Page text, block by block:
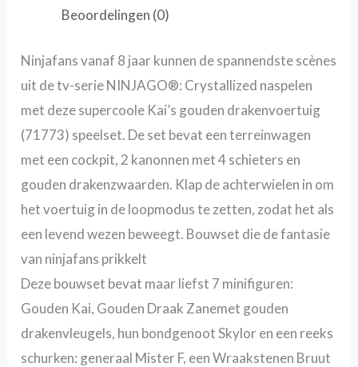
Beoordelingen (0)
Ninjafans vanaf 8 jaar kunnen de spannendste scènes
uit de tv-serie NINJAGO®: Crystallized naspelen
met deze supercoole Kai’s gouden drakenvoertuig
(71773) speelset. De set bevat een terreinwagen
met een cockpit, 2 kanonnen met 4 schieters en
gouden drakenzwaarden. Klap de achterwielen in om
het voertuig in de loopmodus te zetten, zodat het als
een levend wezen beweegt. Bouwset die de fantasie
van ninjafans prikkelt
Deze bouwset bevat maar liefst 7 minifiguren:
Gouden Kai, Gouden Draak Zanemet gouden
drakenvleugels, hun bondgenoot Skylor en een reeks
schurken: generaal Mister F, een Wraakstenen Bruut